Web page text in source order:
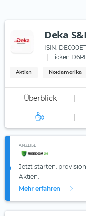
Deka
ISIN:
Ticker: D6RI
Aktien Nordamerika
Überblick
ANZEIGE
Jetzt starten:
Aktien.
Mehr erfahren